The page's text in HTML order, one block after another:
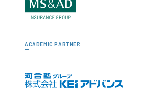
ACADEMIC PARTNER